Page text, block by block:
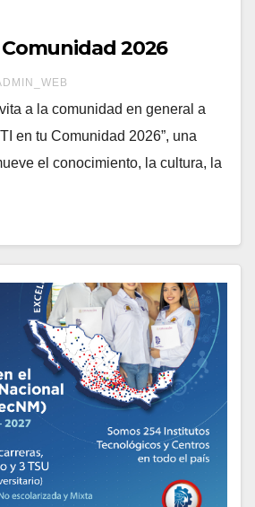
2026
a la comunidad en general a
en tu Comunidad 2026”, una
el conocimiento, la cultura, la